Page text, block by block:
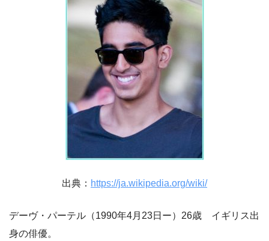
出典： https://ja.wikipedia.org/wiki/
デーヴ・パーテル（1990年4月23日ー）26歳 イギリス出
身の俳優。